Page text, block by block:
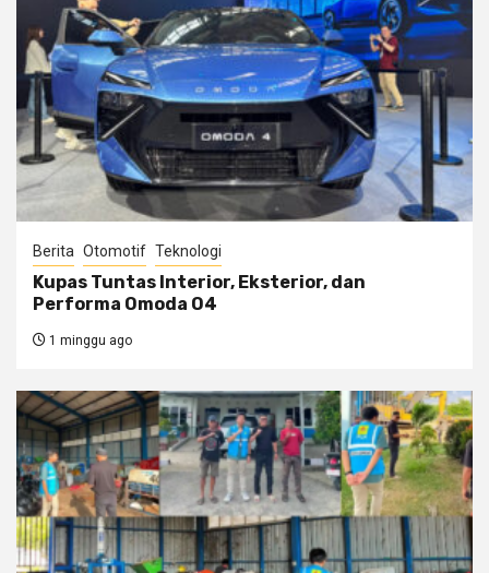
Berita Otomotif Teknologi
Kupas Tuntas Interior, Eksterior, dan
Performa Omoda O4
1 minggu ago